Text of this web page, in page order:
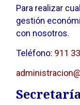
Para realizar
gestión
con nosotros.
Teléfono: 911